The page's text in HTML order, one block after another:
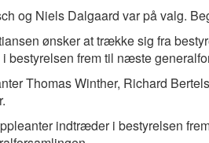
og Niels Dalgaard var på valg.
ønsker at trække sig fra
bestyrelsen frem til næste
Thomas Winther, Richard
indtræder i bestyrelsen